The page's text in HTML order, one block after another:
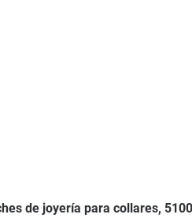
de joyería para collares,